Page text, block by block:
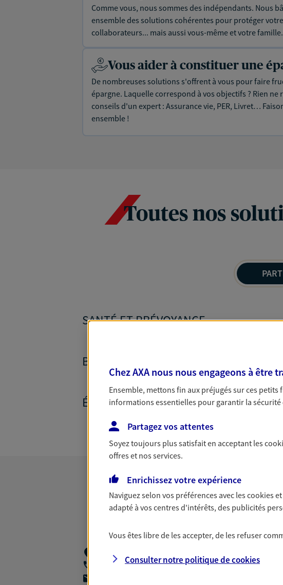
Comme vous, nous sommes des indépendants. Nous
ensemble des solutions cohérentes pour protéger
collaborateurs... mais aussi vous-même et votre famille.
Vous aider à constituer une
De nombreuses solutions s'offrent à vous pour faire
épargne. Laquelle correspond à vos objectifs ? Rien ne
conseils d'un expert : Assurance vie, PER, Livret…
ensemble !
Toutes nos
SANTÉ ET PRÉVOYANCE
BANQUE ET CRÉDITS
ÉPARGNE ET RETRAITE
274 Rue Pelleport,
06 75 07 19 10
Chez AXA nous nous engageons à être
Ensemble, mettons fin aux préjugés sur ces
informations essentielles pour garantir la
Partagez vos attentes
Soyez toujours plus satisfait en acceptant les
offres et nos services.
Enrichissez votre expérience
Naviguez selon vos préférences avec lescookies
adapté à vos centres d'intérêts, des publicités
Vous êtes libre de les accepter, de les refuser
Consulter notre politique decookies